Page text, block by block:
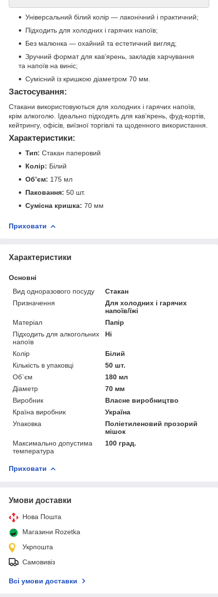
Універсальний білий колір — лаконічний і практичний;
Підходить для холодних і гарячих напоїв;
Без малюнка — охайний та естетичний вигляд;
Зручний формат для кав’ярень, закладів харчування
та напоїв на виніс;
Сумісний із кришкою діаметром 70 мм.
Застосування:
Стакани використовуються для холодних і гарячих напоїв,
крім алкоголю. Ідеально підходять для кав’ярень, фуд-кортів,
кейтрингу, офісів, виїзної торгівлі та щоденного використання.
Характеристики:
Тип: Стакан паперовий
Колір: Білий
Об’єм: 175 мл
Паковання: 50 шт.
Сумісна кришка: 70 мм
Приховати
Характеристики
Основні
Вид одноразового посуду
Стакан
Призначення
Для холодних і гарячих
напоїв/їжі
Матеріал
Папір
Підходить для алкогольних
напоїв
Ні
Колір
Білий
Кількість в упаковці
50 шт.
Об`єм
180 мл
Діаметр
70 мм
Виробник
Власне виробництво
Країна виробник
Україна
Упаковка
Поліетиленовий прозорий
мішок
Максимально допустима
температура
100 град.
Приховати
Умови доставки
Нова Пошта
Магазини Rozetka
Укрпошта
Самовивіз
Всі умови доставки